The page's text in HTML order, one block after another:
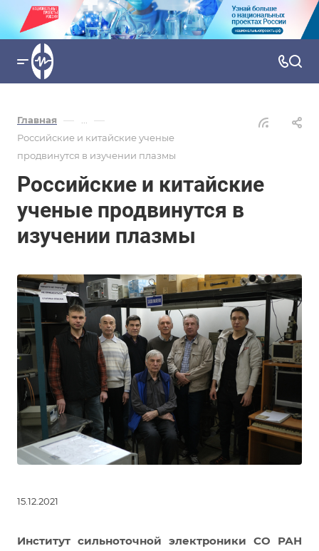
Главная — ... —
Российские и китайские ученые
продвинутся в изучении плазмы
Российские и китайские
ученые продвинутся в
изучении плазмы
15.12.2021
Институт сильноточной электроники СО РАН